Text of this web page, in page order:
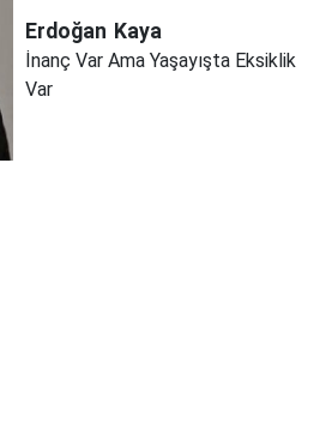
Erdoğan Kaya
İnanç Var Ama Yaşayışta Eksiklik
Var